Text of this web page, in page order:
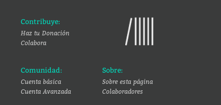
Contribuye:
Haz tu Donación
Colabora
Comunidad:
Cuenta básica
Cuenta Avanzada
Sobre:
Sobre esta página
Colaboradores